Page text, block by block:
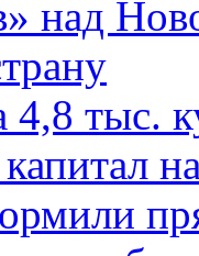
над
4,8 тыс.